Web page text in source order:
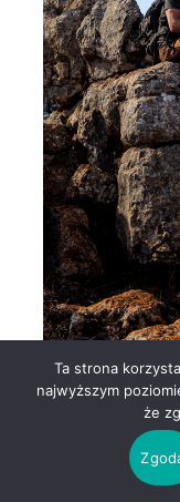
Ta strona
najwyższym
że